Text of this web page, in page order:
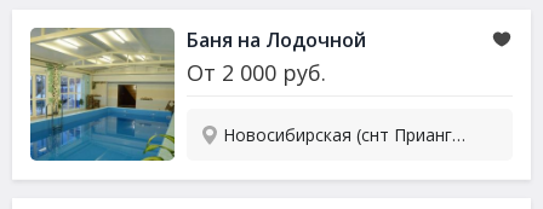
Баня на Лодочной
От 2 000 руб.
Новосибирская (снт Приангарье), 1а